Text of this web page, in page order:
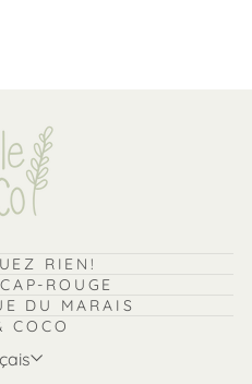
RIEN!
BOUTIQUE CAP-ROUGE
DU MARAIS
COCO